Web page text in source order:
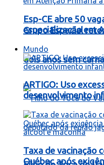
Grupo Especial
dois anos sem
Esp-CE abre 50
especialização em
Mundo
ARTIGO: Uso
desenvolvimento
Taxa de vacinação
Québec após